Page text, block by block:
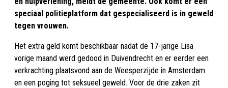
speciaal politieplatform dat gespecialiseerd is in geweld
tegen vrouwen.
Het extra geld komt beschikbaar nadat de 17-jarige Lisa
vorige maand werd gedood in Duivendrecht en er eerder een
verkrachting plaatsvond aan de Weesperzijde in Amsterdam
en een poging tot seksueel geweld. Voor de drie zaken zit